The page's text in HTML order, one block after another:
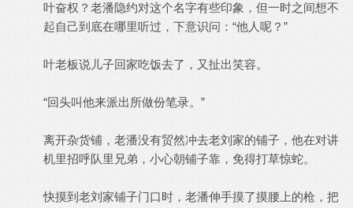
叶奋权？老潘隐约对这个名字有些印象，但一时之间想不
起自己到底在哪里听过，下意识问：“他人呢？”
叶老板说儿子回家吃饭去了，又扯出笑容。
“回头叫他来派出所做份笔录。”
离开杂货铺，老潘没有贸然冲去老刘家的铺子，他在对讲
机里招呼队里兄弟，小心朝铺子靠，免得打草惊蛇。
快摸到老刘家铺子门口时，老潘伸手摸了摸腰上的枪，把